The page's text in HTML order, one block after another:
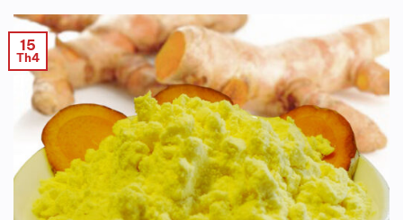
15
Th4